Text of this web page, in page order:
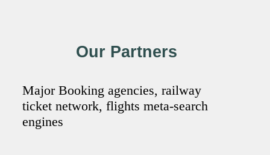
Our Partners
Major Booking agencies, railway
ticket network, flights meta-search
engines